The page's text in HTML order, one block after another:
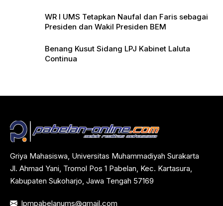
WR I UMS Tetapkan Naufal dan Faris sebagai
Presiden dan Wakil Presiden BEM
Benang Kusut Sidang LPJ Kabinet Laluta
Continua
Griya Mahasiswa, Universitas Muhammadiyah Surakarta
Jl. Ahmad Yani, Tromol Pos 1 Pabelan, Kec. Kartasura,
Kabupaten Sukoharjo, Jawa Tengah 57169
lpmpabelanums@gmail.com